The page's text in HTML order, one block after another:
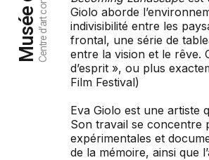
Giolo aborde
indivisibilité entre les
frontal, une série de
entre la vision et le rêve.
d’esprit », ou plus
Film Festival)
Eva Giolo est une artiste
Son travail se concentre
expérimentales et
de la mémoire, ainsi que